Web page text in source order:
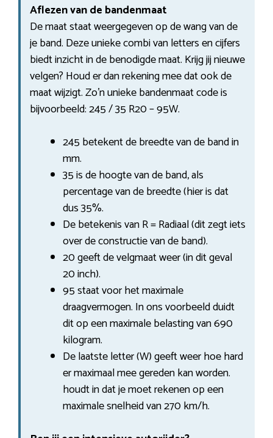
Aflezen van de bandenmaat
De maat staat weergegeven op de wang van de
je band. Deze unieke combi van letters en cijfers
biedt inzicht in de benodigde maat. Krijg jij nieuwe
velgen? Houd er dan rekening mee dat ook de
maat wijzigt. Zo’n unieke bandenmaat code is
bijvoorbeeld: 245 / 35 R20 – 95W.
245 betekent de breedte van de band in
mm.
35 is de hoogte van de band, als
percentage van de breedte (hier is dat
dus 35%.
De betekenis van R = Radiaal (dit zegt iets
over de constructie van de band).
20 geeft de velgmaat weer (in dit geval
20 inch).
95 staat voor het maximale
draagvermogen. In ons voorbeeld duidt
dit op een maximale belasting van 690
kilogram.
De laatste letter (W) geeft weer hoe hard
er maximaal mee gereden kan worden.
houdt in dat je moet rekenen op een
maximale snelheid van 270 km/h.